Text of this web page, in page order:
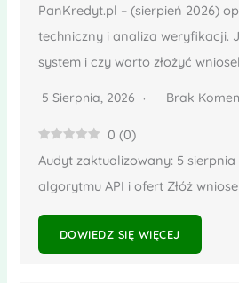
PanKredyt.pl – (sierpień 2026)
techniczny i analiza weryfikacji.
system i czy warto złożyć
5 Sierpnia, 2026 Brak
0 (0)
Audyt zaktualizowany: 5 sierpnia
algorytmu API i ofert Złóż
DOWIEDZ SIĘ WIĘCEJ